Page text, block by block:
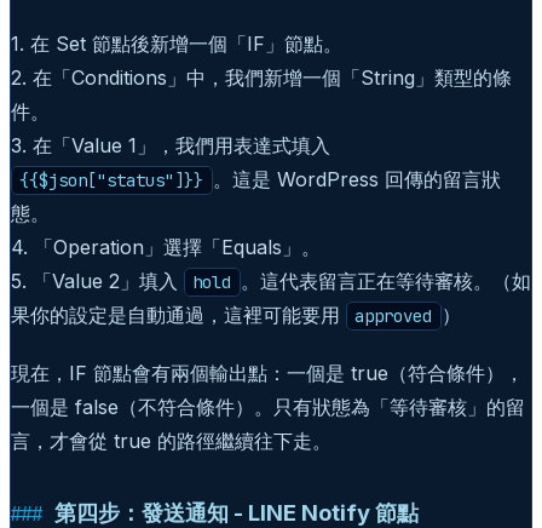
1. 在 Set 節點後新增一個「IF」節點。
2. 在「Conditions」中，我們新增一個「String」類型的條
件。
3. 在「Value 1」，我們用表達式填入
{{$json["status"]}} 。這是 WordPress 回傳的留言狀
態。
4. 「Operation」選擇「Equals」。
5. 「Value 2」填入
hold 。這代表留言正在等待審核。（如
果你的設定是自動通過，這裡可能要用
approved ）
現在，IF 節點會有兩個輸出點：一個是 true（符合條件），
一個是 false（不符合條件）。只有狀態為「等待審核」的留
言，才會從 true 的路徑繼續往下走。
第四步：發送通知 - LINE Notify 節點